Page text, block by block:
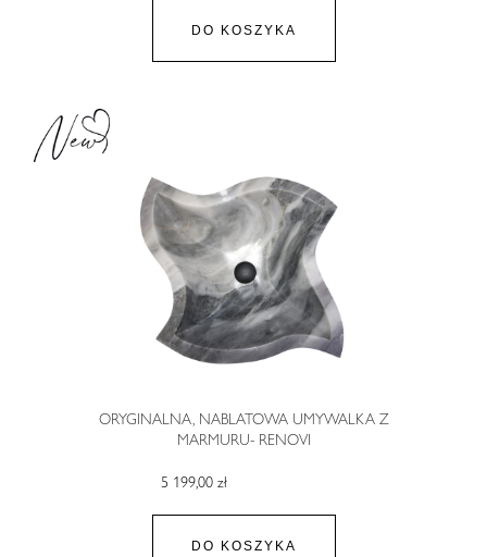
DO KOSZYKA
ORYGINALNA, NABLATOWA UMYWALKA Z
MARMURU- RENOVI
5 199,00 zł
DO KOSZYKA